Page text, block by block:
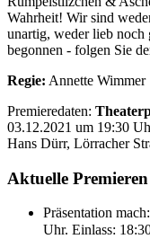
Wahrheit! Wir sind
unartig, weder lieb noch
begonnen - folgen Sie
Regie: Annette Wimmer
Premieredaten:
03.12.2021 um 19:30
Hans Dürr, Lörracher
Aktuelle Premieren
Präsentation
Uhr. Einlass: